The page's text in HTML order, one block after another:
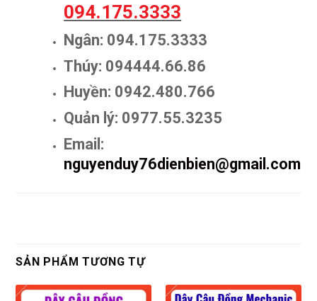
094.175.3333
Ngân: 094.175.3333
Thúy: 094444.66.86
Huyền: 0942.480.766
Quản lý: 0977.55.3235
Email:
nguyenduy76dienbien@gmail.com
SẢN PHẨM TƯƠNG TỰ